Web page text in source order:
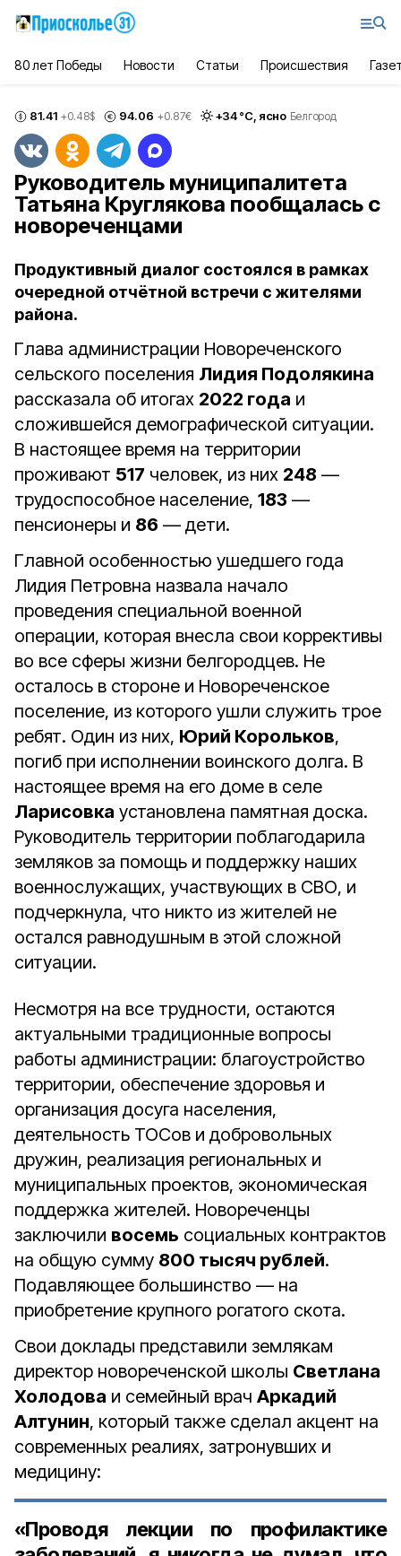
80 лет Победы Новости Статьи Происшествия
81.41 +0.48$ 94.06 +0.87€ +34°С, ясно Белгород
Руководитель муниципалитета
Татьяна Круглякова пообщалась с
новореченцами
Продуктивный диалог состоялся в рамках
очередной отчётной встречи с жителями
района.
Глава администрации Новореченского
сельского поселения Лидия Подолякина
рассказала об итогах 2022 года и
сложившейся демографической ситуации.
В настоящее время на территории
проживают 517 человек, из них 248 —
трудоспособное население, 183 —
пенсионеры и 86 — дети.
Главной особенностью ушедшего года
Лидия Петровна назвала начало
проведения специальной военной
операции, которая внесла свои коррективы
во все сферы жизни белгородцев. Не
осталось в стороне и Новореченское
поселение, из которого ушли служить трое
ребят. Один из них, Юрий Корольков,
погиб при исполнении воинского долга. В
настоящее время на его доме в селе
Ларисовка установлена памятная доска.
Руководитель территории поблагодарила
земляков за помощь и поддержку наших
военнослужащих, участвующих в СВО, и
подчеркнула, что никто из жителей не
остался равнодушным в этой сложной
ситуации.
Несмотря на все трудности, остаются
актуальными традиционные вопросы
работы администрации: благоустройство
территории, обеспечение здоровья и
организация досуга населения,
деятельность ТОСов и добровольных
дружин, реализация региональных и
муниципальных проектов, экономическая
поддержка жителей. Новореченцы
заключили восемь социальных контрактов
на общую сумму 800 тысяч рублей.
Подавляющее большинство — на
приобретение крупного рогатого скота.
Свои доклады представили землякам
директор новореченской школы Светлана
Холодова и семейный врач Аркадий
Алтунин, который также сделал акцент на
современных реалиях, затронувших и
медицину:
«Проводя лекции по профилактике